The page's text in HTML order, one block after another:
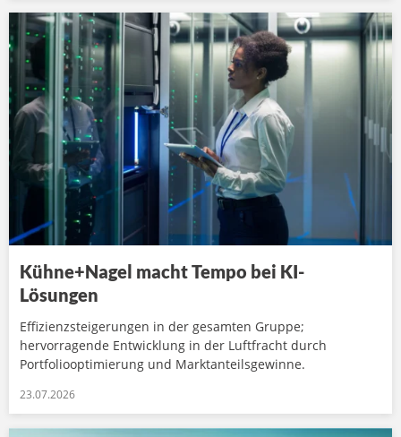
Kühne+Nagel macht Tempo bei KI-
Lösungen
Effizienzsteigerungen in der gesamten Gruppe;
hervorragende Entwicklung in der Luftfracht durch
Portfoliooptimierung und Marktanteilsgewinne.
23.07.2026